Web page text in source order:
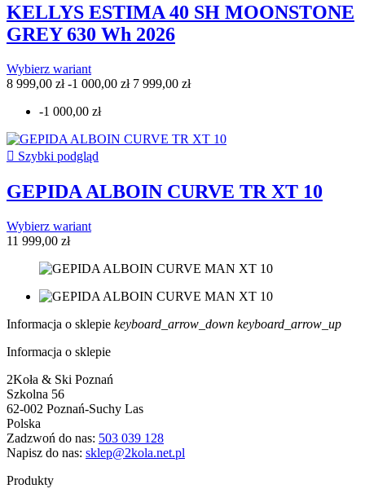
KELLYS ESTIMA 40 SH MOONSTONE
GREY 630 Wh 2026
Wybierz wariant
8 999,00 zł -1 000,00 zł 7 999,00 zł
-1 000,00 zł
 Szybki podgląd
GEPIDA ALBOIN CURVE TR XT 10
Wybierz wariant
11 999,00 zł
Informacja o sklepie keyboard_arrow_down keyboard_arrow_up
Informacja o sklepie
2Koła & Ski Poznań
Szkolna 56
62-002 Poznań-Suchy Las
Polska
Zadzwoń do nas: 503 039 128
Napisz do nas: sklep@2kola.net.pl
Produkty